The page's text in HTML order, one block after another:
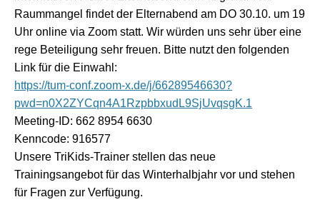
Raummangel findet der Elternabend am DO 30.10. um 19
Uhr online via Zoom statt. Wir würden uns sehr über eine
rege Beteiligung sehr freuen. Bitte nutzt den folgenden
Link für die Einwahl:
https://tum-conf.zoom-x.de/j/66289546630?
pwd=n0X2ZYCqn4A1RzpbbxudL9SjUvqsgK.1
Meeting-ID: 662 8954 6630
Kenncode: 916577
Unsere TriKids-Trainer stellen das neue
Trainingsangebot für das Winterhalbjahr vor und stehen
für Fragen zur Verfügung.